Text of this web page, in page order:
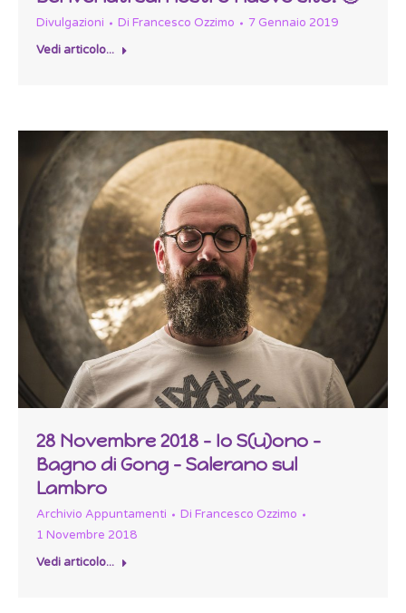
Divulgazioni Di Francesco Ozzimo
7 Gennaio 2019
Vedi articolo...
28 Novembre 2018 – Io S(u)ono –
Bagno di Gong – Salerano sul
Lambro
Archivio Appuntamenti Di Francesco Ozzimo
1 Novembre 2018
Vedi articolo...